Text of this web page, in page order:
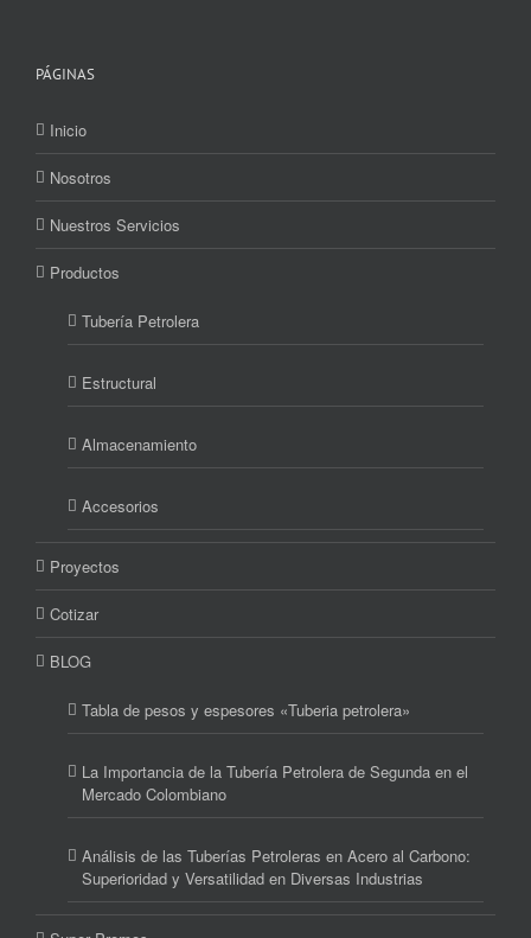
PÁGINAS
Inicio
Nosotros
Nuestros Servicios
Productos
Tubería Petrolera
Estructural
Almacenamiento
Accesorios
Proyectos
Cotizar
BLOG
Tabla de pesos y espesores «Tuberia petrolera»
La Importancia de la Tubería Petrolera de Segunda en el
Mercado Colombiano
Análisis de las Tuberías Petroleras en Acero al Carbono:
Superioridad y Versatilidad en Diversas Industrias